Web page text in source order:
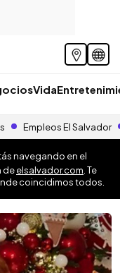
Vida
Empleos El Salvador
navegando en el
deelsalvador.com . Te
coincidimos todos.